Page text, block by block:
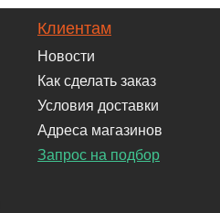
Клиентам
Новости
Как сделать заказ
Условия доставки
Адреса магазинов
Запрос на подбор